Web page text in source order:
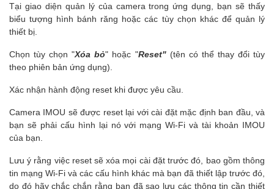
Tại giao diện quản lý của camera trong ứng dụng, bạn sẽ thấy
biểu tượng hình bánh răng hoặc các tùy chọn khác để quản lý
thiết bị.
Chọn tùy chọn "Xóa bỏ" hoặc "Reset"(tên có thể thay đổi tùy
theo phiên bản ứng dụng).
Xác nhận hành động reset khi được yêu cầu.
Camera IMOU sẽ được reset lại với cài đặt mặc định ban đầu, và
bạn sẽ phải cấu hình lại nó với mạng Wi-Fi và tài khoản IMOU
của bạn.
Lưu ý rằng việc reset sẽ xóa mọi cài đặt trước đó, bao gồm thông
tin mạng Wi-Fi và các cấu hình khác mà bạn đã thiết lập trước đó,
do đó hãy chắc chắn rằng bạn đã sao lưu các thông tin cần thiết